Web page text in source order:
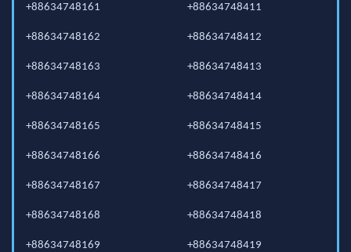
+88634748161
+88634748162
+88634748163
+88634748164
+88634748165
+88634748166
+88634748167
+88634748168
+88634748169
+88634748411
+88634748412
+88634748413
+88634748414
+88634748415
+88634748416
+88634748417
+88634748418
+88634748419